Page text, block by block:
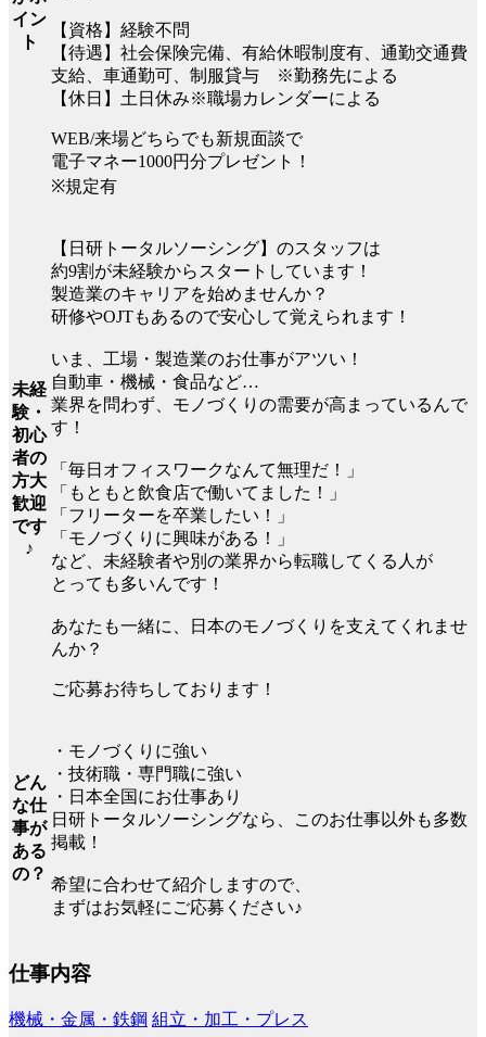
イン
ト
【資格】経験不問
【待遇】社会保険完備、有給休暇制度有、通勤交通費
支給、車通勤可、制服貸与 ※勤務先による
【休日】土日休み※職場カレンダーによる
WEB/来場どちらでも新規面談で
電子マネー1000円分プレゼント！
※規定有
未経
験・
初心
者の
方大
歓迎
です
♪
【日研トータルソーシング】のスタッフは
約9割が未経験からスタートしています！
製造業のキャリアを始めませんか？
研修やOJTもあるので安心して覚えられます！
いま、工場・製造業のお仕事がアツい！
自動車・機械・食品など…
業界を問わず、モノづくりの需要が高まっているんで
す！
「毎日オフィスワークなんて無理だ！」
「もともと飲食店で働いてました！」
「フリーターを卒業したい！」
「モノづくりに興味がある！」
など、未経験者や別の業界から転職してくる人が
とっても多いんです！
あなたも一緒に、日本のモノづくりを支えてくれませ
んか？
ご応募お待ちしております！
どん
な仕
事が
ある
の？
・モノづくりに強い
・技術職・専門職に強い
・日本全国にお仕事あり
日研トータルソーシングなら、このお仕事以外も多数
掲載！
希望に合わせて紹介しますので、
まずはお気軽にご応募ください♪
仕事内容
機械・金属・鉄鋼 組立・加工・プレス